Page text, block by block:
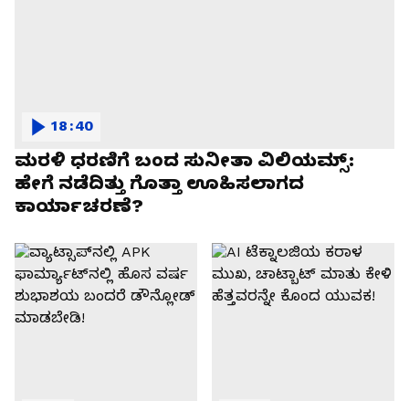
ಮರಳಿ ಧರಣಿಗೆ ಬಂದ ಸುನೀತಾ ವಿಲಿಯಮ್ಸ್:
ಹೇಗೆ ನಡೆದಿತ್ತು ಗೊತ್ತಾ ಊಹಿಸಲಾಗದ
ಕಾರ್ಯಾಚರಣೆ?
18:40